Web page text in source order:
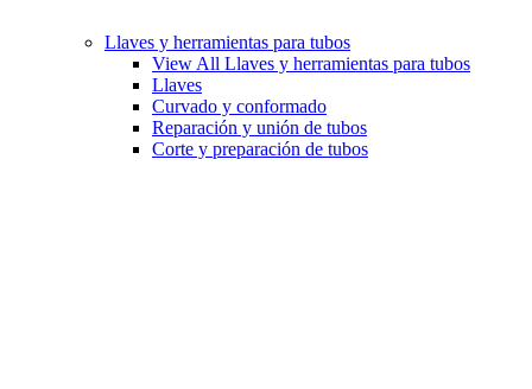
Llaves y herramientas para tubos
View All Llaves y herramientas para tubos
Llaves
Curvado y conformado
Reparación y unión de tubos
Corte y preparación de tubos